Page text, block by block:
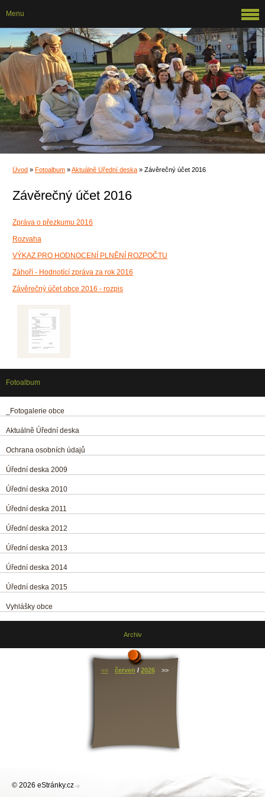
Úvod » Fotoalbum »Aktuálně Úřední deska » Závěrečný účet 2016
Závěrečný účet 2016
Zpráva o přezkumu 2016
Rozvaha
VÝKAZ PRO HODNOCENÍ PLNĚNÍ ROZPOČTU
Záhoří - Hodnotící zpráva za rok 2016
Závěrečný účet obce 2016 - rozpis
Menu
Fotoalbum
_Fotogalerie obce
Aktuálně Úřední deska
Ochrana osobních údajů
Úřední deska 2009
Úřední deska 2010
Úřední deska 2011
Úřední deska 2012
Úřední deska 2013
Úřední deska 2014
Úřední deska 2015
Vyhlášky obce
Archiv
<< červen / 2026 >>
© 2026 eStránky.cz